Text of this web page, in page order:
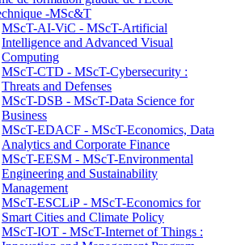
-MSc&T
MScT-AI-ViC - MScT-Artificial
Intelligence and Advanced Visual
Computing
MScT-CTD - MScT-Cybersecurity :
Threats and Defenses
MScT-DSB - MScT-Data Science for
Business
MScT-EDACF - MScT-Economics, Data
Analytics and Corporate Finance
MScT-EESM - MScT-Environmental
Engineering and Sustainability
Management
MScT-ESCLiP - MScT-Economics for
Smart Cities and Climate Policy
MScT-IOT - MScT-Internet of Things :